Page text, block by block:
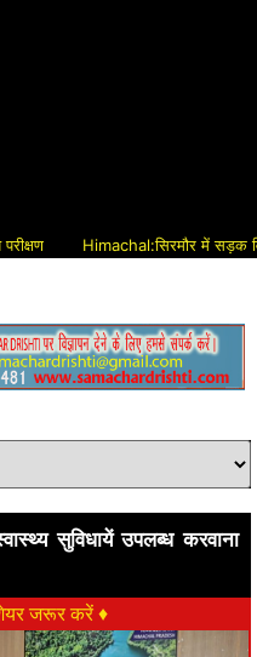
Himachal:सिरमौर में सड़क विकास को
सुविधायें उपलब्ध करवाना
जरूर करें ♦